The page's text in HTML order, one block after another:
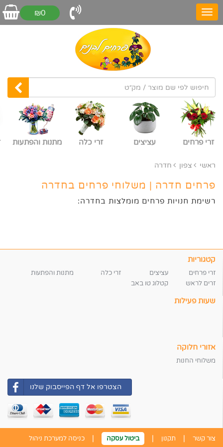
₪0
זרי פרחים עציצים זרי כלה מתנות והפתעות
ראשי צפון חדרה
פרחים חדרה | משלוחי פרחים בחדרה
רשימת חנויות פרחים מומלצות בחדרה:
קטגוריות
זרי פרחים עציצים זרי כלה
מתנות והפתעות
זרים לראש
קטלוג טו באב
שעות פעילות
אזורי חלוקה
משלוחי החנות
הצטרפו אל דף הפייסבוק שלנו
צור קשר | תקנון | ביטול עסקה | כניסה למערכת ניהול